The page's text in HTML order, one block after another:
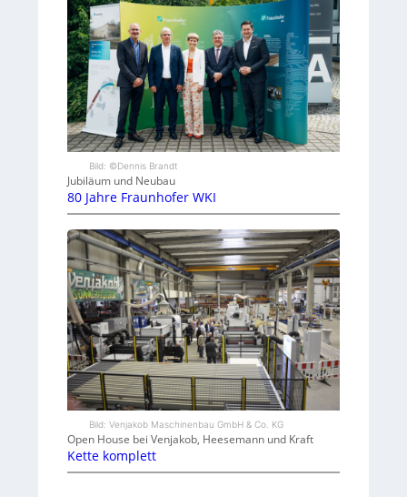
Bild: ©Dennis Brandt
Jubiläum und Neubau
80 Jahre Fraunhofer WKI
Bild: Venjakob Maschinenbau GmbH & Co. KG
Open House bei Venjakob, Heesemann und Kraft
Kette komplett